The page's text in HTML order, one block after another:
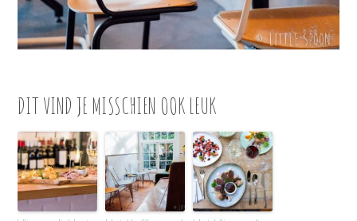
DIT VIND JE MISSCHIEN OOK LEUK